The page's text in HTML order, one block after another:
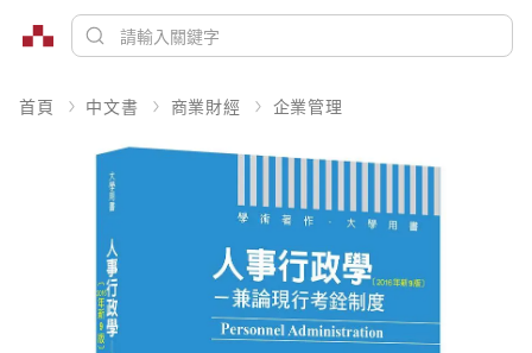
首頁 中文書 商業財經 企業管理